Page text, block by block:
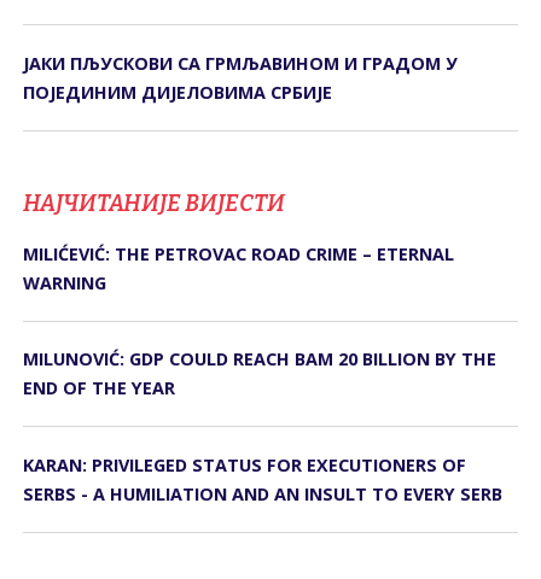
ЈАКИ ПЉУСКОВИ СА ГРМЉАВИНОМ И ГРАДОМ У
ПОЈЕДИНИМ ДИЈЕЛОВИМА СРБИЈЕ
НАЈЧИТАНИЈЕ ВИЈЕСТИ
MILIĆEVIĆ: THE PETROVAC ROAD CRIME – ETERNAL
WARNING
MILUNOVIĆ: GDP COULD REACH BAM 20 BILLION BY THE
END OF THE YEAR
KARAN: PRIVILEGED STATUS FOR EXECUTIONERS OF
SERBS - A HUMILIATION AND AN INSULT TO EVERY SERB